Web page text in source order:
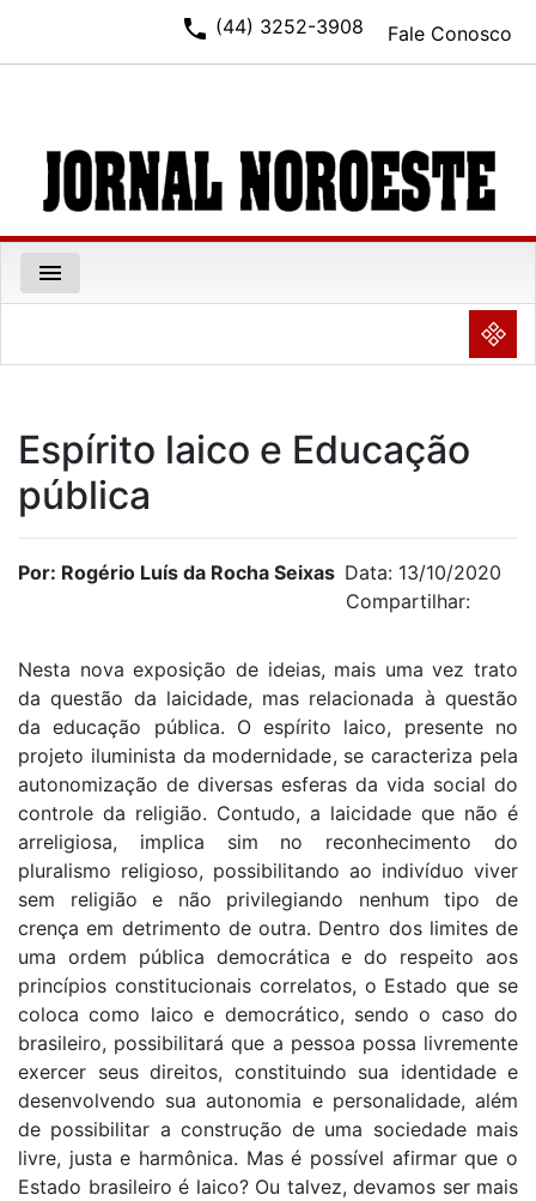
Fale Conosco
phone (44) 3252-3908
menu
NULL
Espírito laico e Educação
pública
Por: Rogério Luís da Rocha Seixas Data: 13/10/2020
Compartilhar:
Nesta nova exposição de ideias, mais uma vez trato
da questão da laicidade, mas relacionada à questão
da educação pública. O espírito laico, presente no
projeto iluminista da modernidade, se caracteriza pela
autonomização de diversas esferas da vida social do
controle da religião. Contudo, a laicidade que não é
arreligiosa, implica sim no reconhecimento do
pluralismo religioso, possibilitando ao indivíduo viver
sem religião e não privilegiando nenhum tipo de
crença em detrimento de outra. Dentro dos limites de
uma ordem pública democrática e do respeito aos
princípios constitucionais correlatos, o Estado que se
coloca como laico e democrático, sendo o caso do
brasileiro, possibilitará que a pessoa possa livremente
exercer seus direitos, constituindo sua identidade e
desenvolvendo sua autonomia e personalidade, além
de possibilitar a construção de uma sociedade mais
livre, justa e harmônica. Mas é possível afirmar que o
Estado brasileiro é laico? Ou talvez, devamos ser mais